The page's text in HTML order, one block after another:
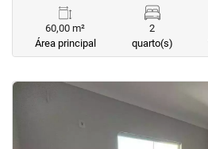
60,00 m²
Área principal
2
quarto(s)
<